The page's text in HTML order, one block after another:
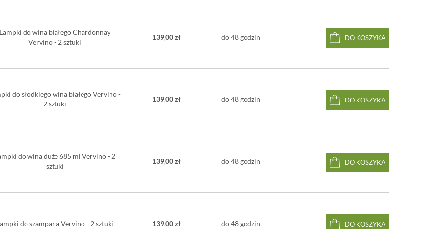
Lampki do wina białego Chardonnay
Vervino - 2 sztuki
139,00 zł do 48 godzin DO KOSZYKA
do słodkiego wina białego Vervino -
2 sztuki
139,00 zł do 48 godzin DO KOSZYKA
do wina duże 685 ml Vervino - 2
sztuki
139,00 zł do 48 godzin DO KOSZYKA
do szampana Vervino - 2 sztuki 139,00 zł do 48 godzin DO KOSZYKA